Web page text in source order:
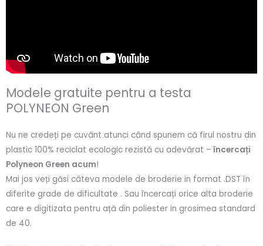
Modele gratuite pentru a testa
POLYNEON Green
Nu ne credeți pe cuvânt atunci când spunem că firul nostru din
plastic 100% reciclat ecologic rezistă cu adevărat – încercați
Polyneon Green acum!
Mai jos veți găsi câteva modele de broderie in format .DST în
diferite grade de dificultate . Sau încercați orice alta broderie
care e digitizata pentru ață din poliester in grosimea standard
de 40.